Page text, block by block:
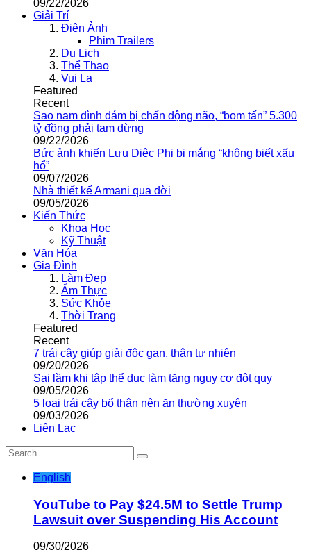
09/22/2026
Giải Trí
Điện Ảnh
Phim Trailers
Du Lịch
Thể Thao
Vui Lạ
Featured
Recent
Sao nam đình đám bị chấn động não, “bom tấn” 5.300
tỷ đồng phải tạm dừng
09/22/2026
Bức ảnh khiến Lưu Diệc Phi bị mắng “không biết xấu
hổ”
09/07/2026
Nhà thiết kế Armani qua đời
09/05/2026
Kiến Thức
Khoa Học
Kỹ Thuật
Văn Hóa
Gia Đình
Làm Đẹp
Ẩm Thực
Sức Khỏe
Thời Trang
Featured
Recent
7 trái cây giúp giải độc gan, thận tự nhiên
09/20/2026
Sai lầm khi tập thể dục làm tăng nguy cơ đột quỵ
09/05/2026
5 loại trái cây bổ thận nên ăn thường xuyên
09/03/2026
Liên Lạc
English
YouTube to Pay $24.5M to Settle Trump
Lawsuit over Suspending His Account
09/30/2026